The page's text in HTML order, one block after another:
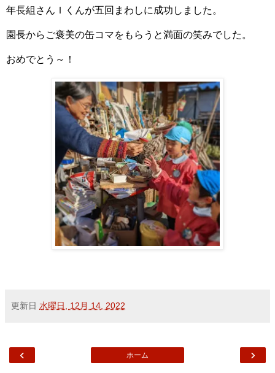
年長組さんＩくんが五回まわしに成功しました。
園長からご褒美の缶コマをもらうと満面の笑みでした。
おめでとう～！
更新日 水曜日, 12月 14, 2022
‹ ›
ホーム